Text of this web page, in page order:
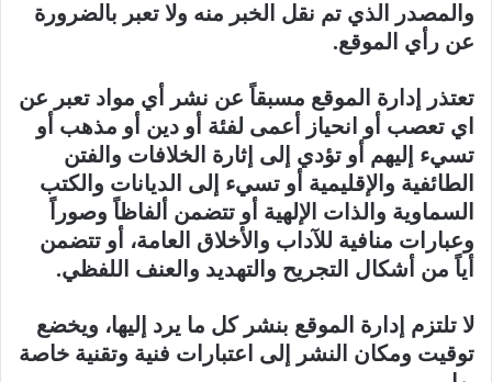
والمصدر الذي تم نقل الخبر منه ولا تعبر بالضرورة
عن رأي الموقع.
تعتذر إدارة الموقع مسبقاً عن نشر أي مواد تعبر عن
اي تعصب أو انحياز أعمى لفئة أو دين أو مذهب أو
تسيء إليهم أو تؤدي إلى إثارة الخلافات والفتن
الطائفية والإقليمية أو تسيء إلى الديانات والكتب
السماوية والذات الإلهية أو تتضمن ألفاظاً وصوراً
وعبارات منافية للآداب والأخلاق العامة، أو تتضمن
أياً من أشكال التجريح والتهديد والعنف اللفظي.
لا تلتزم إدارة الموقع بنشر كل ما يرد إليها، ويخضع
توقيت ومكان النشر إلى اعتبارات فنية وتقنية خاصة